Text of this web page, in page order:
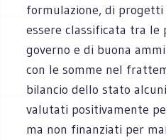
formulazione, di
essere classificata tra le
governo e di buona
con le somme nel
bilancio dello stato
valutati positivamente
ma non finanziati per